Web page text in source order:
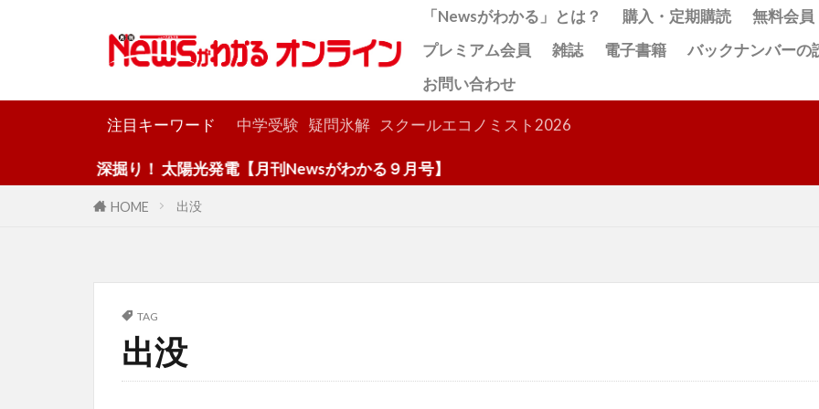
「Newsがわかる」とは？ 購入・定期購読
無料会員
プレミアム会員
雑誌 電子書籍
バックナンバーの
お問い合わせ
注目キーワード 中学受験 疑問氷解 スクールエコノミスト2026
深掘り！ 太陽光発電【月刊Newsがわかる９月号】
HOME 出没
TAG
出没
検索